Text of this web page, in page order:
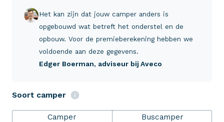
Het kan zijn dat jouw camper anders is
opgebouwd wat betreft het onderstel en de
opbouw. Voor de premieberekening hebben we
voldoende aan deze gegevens.
Edger Boerman, adviseur bij Aveco
Soort camper
Camper Buscamper
Verzekeringen
ZekerheidsPakket
Over Aveco